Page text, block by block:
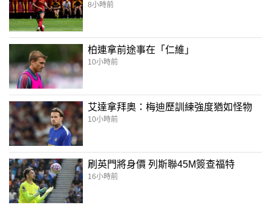
8小時前
柏連拿前途事在「仁維」
10小時前
艾達拿拜奧：梅迪歷訓練強度猶如怪物
10小時前
刷英門將身價 列斯聯45M簽查福特
16小時前